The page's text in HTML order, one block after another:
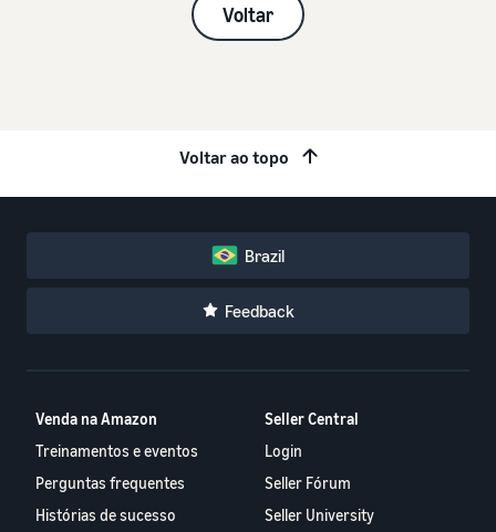
Voltar
Voltar ao topo
Brazil
Feedback
Venda na Amazon
Treinamentos e eventos
Perguntas frequentes
Histórias de sucesso
Seller Central
Login
Seller Fórum
Seller University